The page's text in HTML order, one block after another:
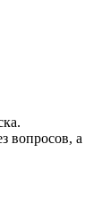
вопросов, а